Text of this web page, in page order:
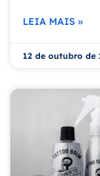
LEIA MAIS »
12 de outubro de